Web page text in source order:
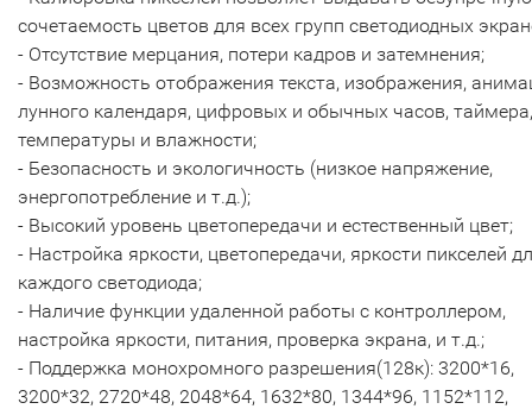
сочетаемость цветов для всех групп светодиодных
- Отсутствие мерцания, потери кадров и затемнения;
- Возможность отображения текста, изображения,
лунного календаря, цифровых и обычных часов, таймера,
температуры и влажности;
- Безопасность и экологичность (низкое напряжение,
энергопотребление и т.д.);
- Высокий уровень цветопередачи и естественный цвет;
- Настройка яркости, цветопередачи, яркости пикселей
каждого светодиода;
- Наличие функции удаленной работы с контроллером,
настройка яркости, питания, проверка экрана, и т.д.;
- Поддержка монохромного разрешения(128к): 3200*16,
3200*32, 2720*48, 2048*64, 1632*80, 1344*96, 1152*112,